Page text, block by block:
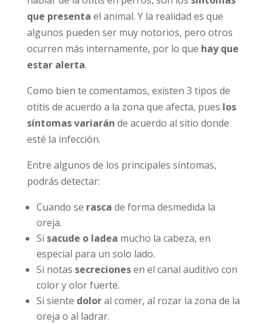
que presenta el animal. Y la realidad es que
algunos pueden ser muy notorios, pero otros
ocurren más internamente, por lo que hay que
estar alerta.
Como bien te comentamos, existen 3 tipos de
otitis de acuerdo a la zona que afecta, pues los
síntomas variarán de acuerdo al sitio donde
esté la infección.
Entre algunos de los principales síntomas,
podrás detectar:
Cuando se rasca de forma desmedida la
oreja.
Si sacude o ladea mucho la cabeza, en
especial para un solo lado.
Si notas secrecionesen el canal auditivo con
color y olor fuerte.
Si siente doloral comer, al rozar la zona de la
oreja o al ladrar.